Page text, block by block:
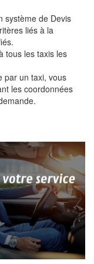
système de Devis
liés à la
tous les taxis les
par un taxi, vous
les coordonnées